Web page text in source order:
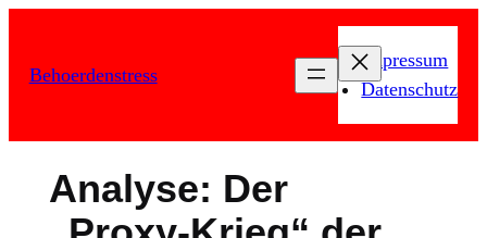
springen
Behoerdenstress
Impressum
Datenschutz
Analyse: Der